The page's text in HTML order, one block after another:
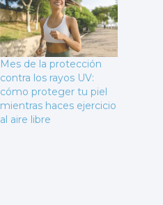
Mes de la protección
contra los rayos UV:
cómo proteger tu piel
mientras haces ejercicio
al aire libre